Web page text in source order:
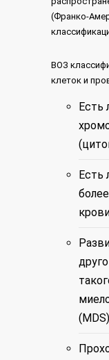
(Франко-
ВОЗ
клеток и
Есть
Есть